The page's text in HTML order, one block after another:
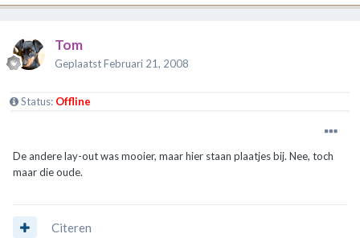
Tom
GeplaatstFebruari 21, 2008
Status: Offline
De andere lay-out was mooier, maar hier staan plaatjes bij. Nee, toch
maar die oude.
Citeren